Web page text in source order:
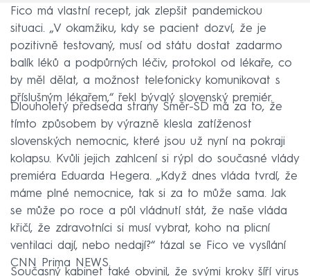
Fico má vlastní recept, jak zlepšit pandemickou
situaci. „V okamžiku, kdy se pacient dozví, že je
pozitivně testovaný, musí od státu dostat zadarmo
balík léků a podpůrných léčiv, protokol od lékaře, co
by měl dělat, a možnost telefonicky komunikovat s
příslušným lékařem,“ řekl bývalý slovenský premiér.
Dlouholetý předseda strany Směr-SD má za to, že
tímto způsobem by výrazně klesla zatíženost
slovenských nemocnic, které jsou už nyní na pokraji
kolapsu. Kvůli jejich zahlcení si rýpl do současné vlády
premiéra Eduarda Hegera. „Když dnes vláda tvrdí, že
máme plné nemocnice, tak si za to může sama. Jak
se může po roce a půl vládnutí stát, že naše vláda
křičí, že zdravotníci si musí vybrat, koho na plicní
ventilaci dají, nebo nedají?“ tázal se Fico ve vysílání
CNN Prima NEWS.
Současný kabinet také obvinil, že svými kroky šíří virus